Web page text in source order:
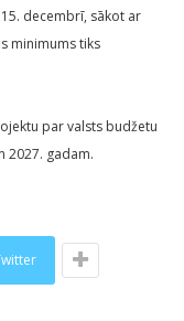
decembrī, sākot ar
minimums tiks
par valsts budžetu
2027. gadam.